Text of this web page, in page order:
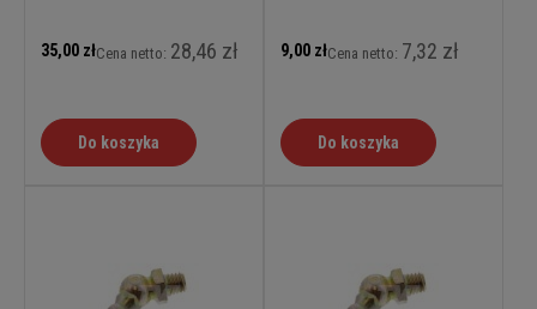
35,00 złCena netto: 28,46 zł
Do koszyka
9,00 złCena netto: 7,32 zł
Do koszyka